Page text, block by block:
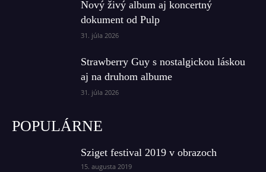
Nový živý album aj koncertný
dokument od Pulp
31. júla 2026
Strawberry Guy s nostalgickou láskou
aj na druhom albume
31. júla 2026
POPULÁRNE
Sziget festival 2019 v obrazoch
15. augusta 2019